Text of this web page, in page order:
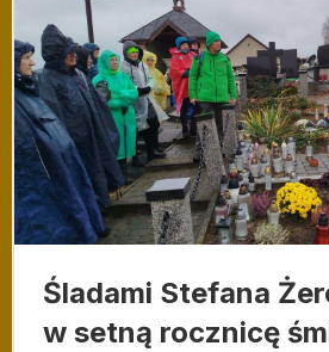
Śladami Stefana
w setną rocznicę